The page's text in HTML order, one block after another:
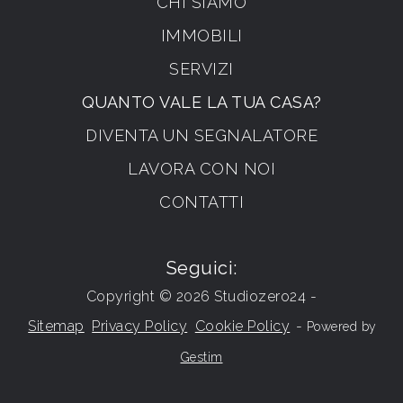
IMMOBILI
SERVIZI
QUANTO VALE LA TUA CASA?
DIVENTA UN SEGNALATORE
LAVORA CON NOI
CONTATTI
Seguici:
Copyright © 2026 Studiozero24 -
Sitemap Privacy Policy Cookie Policy - Powered by
Gestim